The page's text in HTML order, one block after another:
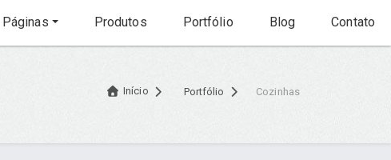
Páginas Produtos Portfólio Blog Contato
Início Portfólio Cozinhas